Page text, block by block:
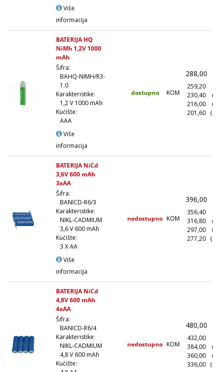
Više
informacija
BATERIJA HQ
NiMh 1,2V 1000
mAh
Šifra:
BAHQ-NIMH/R3-
1.0
Karakteristike:
1,2 V 1000 mAh
Kućište:
AAA
Više
informacija
dostupno KOM
288,00
259,20
230,40
216,00
201,60
BATERIJA NiCd
3,6V 600 mAh
3xAA
Šifra:
BANICD-R6/3
Karakteristike:
NIKL-CADMIUM
3,6 V 600 mAh
Kućište:
3 X AA
Više
informacija
nedostupno KOM
396,00
356,40
316,80
297,00
277,20
BATERIJA NiCd
4,8V 600 mAh
4xAA
Šifra:
BANICD-R6/4
Karakteristike:
NIKL-CADMIUM
4,8 V 600 mAh
Kućište:
nedostupno KOM
480,00
432,00
384,00
360,00
336,00